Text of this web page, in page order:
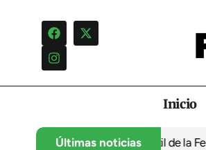
Inicio
Últimas noticias
infantil de la Feria de la